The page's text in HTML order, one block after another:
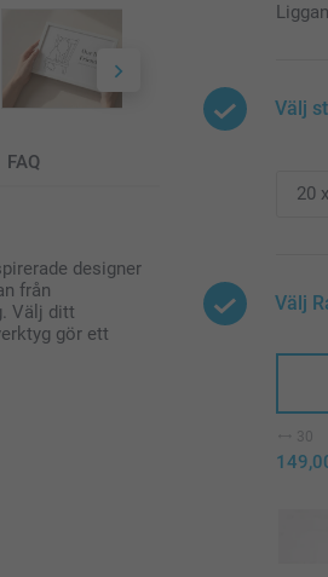
FAQ
designer
från
Välj ditt
gör ett
Välj
Välj
30